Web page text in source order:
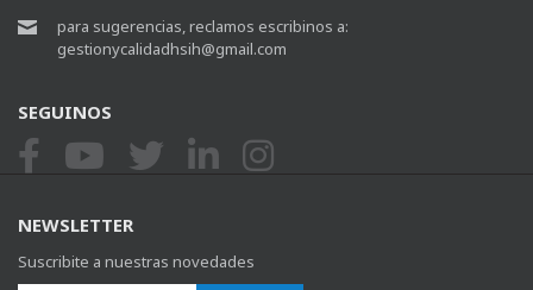
para sugerencias, reclamos escribinos a:
gestionycalidadhsih@gmail.com
SEGUINOS
NEWSLETTER
Suscribite a nuestras novedades